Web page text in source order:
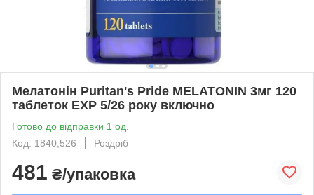
Мелатонін Puritan's Pride MELATONIN 3мг 120
таблеток EXP 5/26 року включно
Готово до відправки 1 од.
Код: 1840,526
Роздріб
481 ₴/упаковка